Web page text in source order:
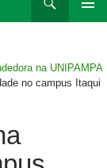
na UNIPAMPA
no campus Itaqui